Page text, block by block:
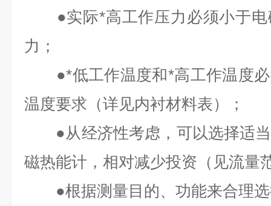
●实际*高工作压力必须小于电
力；
●*低工作温度和*高工作温度必
温度要求（详见内衬材料表）；
●从经济性考虑，可以选择适当
磁热能计，相对减少投资（见流量
●根据测量目的、功能来合理选